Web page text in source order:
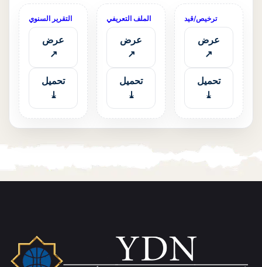
ترخيص/قيد
عرض
↗
تحميل
⤓
الملف التعريفي
عرض
↗
تحميل
⤓
التقرير السنوي
عرض
↗
تحميل
⤓